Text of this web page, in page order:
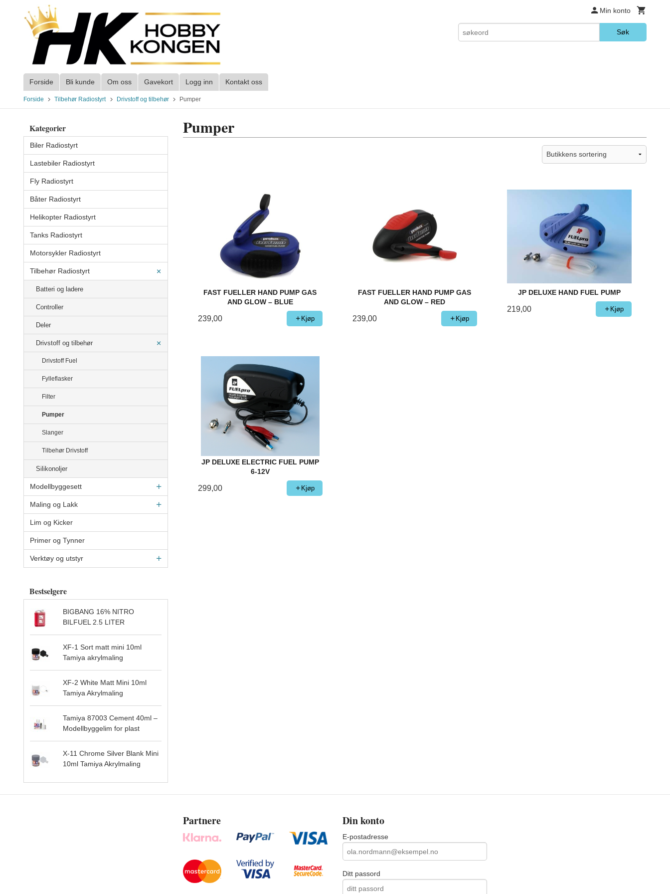
innholdet
Min konto
Søk
Forside Bli kunde Om oss Gavekort Logg inn Kontakt oss
Forside Tilbehør Radiostyrt Drivstoff og tilbehør Pumper
Kategorier
Biler Radiostyrt
Lastebiler Radiostyrt
Fly Radiostyrt
Båter Radiostyrt
Helikopter Radiostyrt
Tanks Radiostyrt
Motorsykler Radiostyrt
Tilbehør Radiostyrt
Batteri og ladere
Controller
Deler
Drivstoff og tilbehør
Drivstoff Fuel
Fylleflasker
Filter
Pumper
Slanger
Tilbehør Drivstoff
Silikonoljer
Modellbyggesett
Maling og Lakk
Lim og Kicker
Primer og Tynner
Verktøy og utstyr
Bestselgere
BIGBANG 16% NITRO
BILFUEL 2.5 LITER
XF-1 Sort matt mini 10ml
Tamiya akrylmaling
XF-2 White Matt Mini 10ml
Tamiya Akrylmaling
Tamiya 87003 Cement 40ml –
Modellbyggelim for plast
X-11 Chrome Silver Blank Mini
10ml Tamiya Akrylmaling
Pumper
FAST FUELLER HAND PUMP GAS
AND GLOW – BLUE
239,00 Kjøp
FAST FUELLER HAND PUMP GAS
AND GLOW – RED
239,00 Kjøp
JP DELUXE HAND FUEL PUMP
219,00 Kjøp
JP DELUXE ELECTRIC FUEL PUMP
6-12V
299,00 Kjøp
Partnere Din konto
E-postadresse
Ditt passord